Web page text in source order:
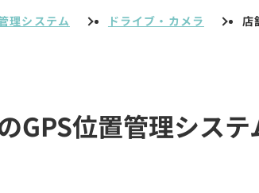
理システム ドライブ・カメラ 店
GPS位置管理シス